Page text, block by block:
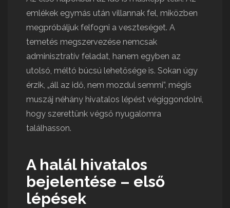
emlékek egymás után villannak fel, miközben
megpróbáljuk felfogni a veszteséget. A
temetés megszervezése nemcsak
adminisztratív feladat, hanem egyben az
utolsó, méltó búcsú lehetősége is. Sokan úgy
érzik, „áll az idő, nem mozdul semmi”, mégis
muszáj néhány hivatalos lépést végiggondolni,
hogy szerettünk végső nyugalomra
találhasson.
A halál hivatalos
bejelentése – első
lépések